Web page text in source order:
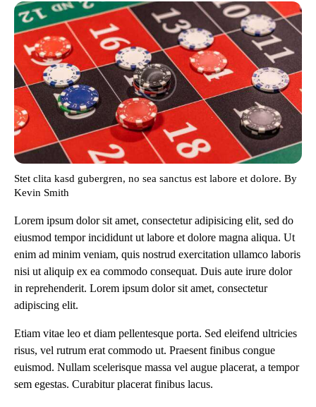
Stet clita kasd gubergren, no sea sanctus est labore et dolore. By
Kevin Smith
Lorem ipsum dolor sit amet, consectetur adipisicing elit, sed do
eiusmod tempor incididunt ut labore et dolore magna aliqua. Ut
enim ad minim veniam, quis nostrud exercitation ullamco laboris
nisi ut aliquip ex ea commodo consequat. Duis aute irure dolor
in reprehenderit. Lorem ipsum dolor sit amet, consectetur
adipiscing elit.
Etiam vitae leo et diam pellentesque porta. Sed eleifend ultricies
risus, vel rutrum erat commodo ut. Praesent finibus congue
euismod. Nullam scelerisque massa vel augue placerat, a tempor
sem egestas. Curabitur placerat finibus lacus.